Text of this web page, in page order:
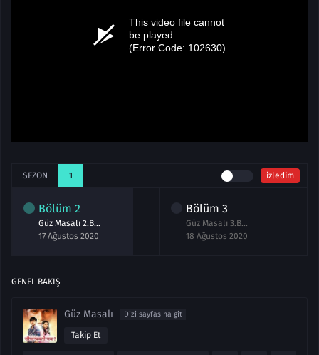
SEZON 1 izledim
Bölüm 2
Güz Masalı 2.Bölüm izle 17 Ağustos 2020
17 Ağustos 2020
Bölüm 3
Güz Masalı 3.Bölüm izle 18 Ağustos 2020
18 Ağustos 2020
GENEL BAKIŞ
Güz Masalı Dizi sayfasına git
Takip Et